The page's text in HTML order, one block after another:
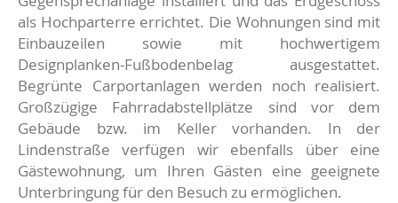
als Hochparterre errichtet. Die Wohnungen sind mit
Einbauzeilen sowie mit hochwertigem
Designplanken-Fußbodenbelag ausgestattet.
Begrünte Carportanlagen werden noch realisiert.
Großzügige Fahrradabstellplätze sind vor dem
Gebäude bzw. im Keller vorhanden. In der
Lindenstraße verfügen wir ebenfalls über eine
Gästewohnung, um Ihren Gästen eine geeignete
Unterbringung für den Besuch zu ermöglichen.